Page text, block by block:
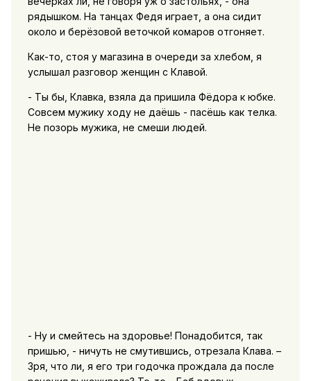
рядышком. На танцах Федя играет, а она сидит
около и берёзовой веточкой комаров отгоняет.
Как-то, стоя у магазина в очереди за хлебом, я
услышал разговор женщин с Клавой.
- Ты бы, Клавка, взяла да пришила Фёдора к юбке.
Совсем мужику ходу не даёшь - пасёшь как телка.
Не позорь мужика, не смеши людей.
- Ну и смейтесь на здоровье! Понадобится, так
пришью, - ничуть не смутившись, отрезала Клава. –
Зря, что ли, я его три годочка прождала да после